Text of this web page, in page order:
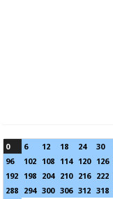
0 6 12 18 24 30
96
102 108 114 120 126
192 198 204 210 216 222
288 294 300 306 312 318